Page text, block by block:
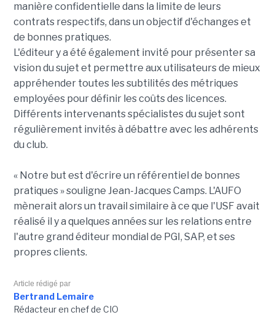
manière confidentielle dans la limite de leurs
contrats respectifs, dans un objectif d'échanges et
de bonnes pratiques.
L'éditeur y a été également invité pour présenter sa
vision du sujet et permettre aux utilisateurs de mieux
appréhender toutes les subtilités des métriques
employées pour définir les coûts des licences.
Différents intervenants spécialistes du sujet sont
régulièrement invités à débattre avec les adhérents
du club.
« Notre but est d'écrire un référentiel de bonnes
pratiques » souligne Jean-Jacques Camps. L'AUFO
mènerait alors un travail similaire à ce que l'USF avait
réalisé il y a quelques années sur les relations entre
l'autre grand éditeur mondial de PGI, SAP, et ses
propres clients.
Article rédigé par
Bertrand Lemaire
Rédacteur en chef de CIO